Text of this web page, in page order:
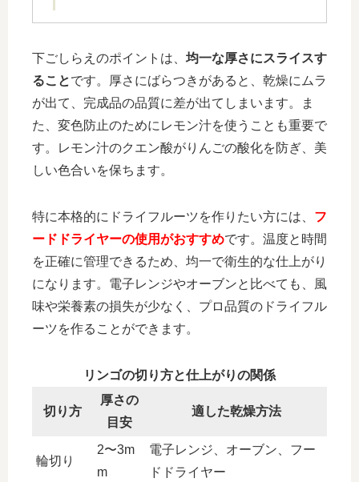
下ごしらえのポイントは、 均一な厚さにスライスす
ることです。厚さにばらつきがあると、乾燥にムラ
が出て、完成品の品質に差が出てしまいます。ま
た、 変色防止のためにレモン汁を使うことも重要で
す。レモン汁のクエン酸がりんごの酸化を防ぎ、美
しい色合いを保ちます。
特に本格的にドライフルーツを作りたい方には、 フ
ードドライヤーの使用がおすすめです。温度と時間
を正確に管理できるため、均一で衛生的な仕上がり
になります。電子レンジやオーブンと比べても、風
味や栄養素の損失が少なく、プロ品質のドライフル
ーツを作ることができます。
リンゴの切り方と仕上がりの関係
切り方
厚さの
目安
適した乾燥方法
輪切り
2〜3m
m
電子レンジ、オーブン、フー
ドドライヤー